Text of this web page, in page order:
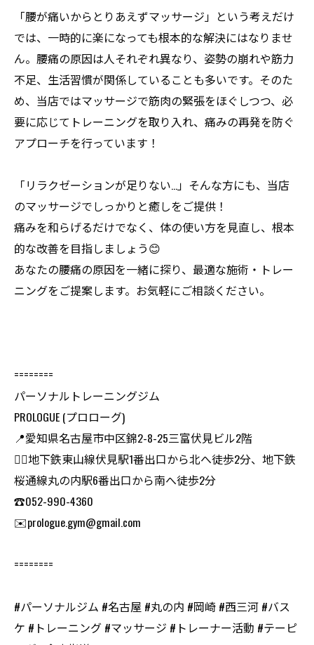
「腰が痛いからとりあえずマッサージ」という考えだけ
では、一時的に楽になっても根本的な解決にはなりませ
ん。腰痛の原因は人それぞれ異なり、姿勢の崩れや筋力
不足、生活習慣が関係していることも多いです。そのた
め、当店ではマッサージで筋肉の緊張をほぐしつつ、必
要に応じてトレーニングを取り入れ、痛みの再発を防ぐ
アプローチを行っています！
「リラクゼーションが足りない…」そんな方にも、当店
のマッサージでしっかりと癒しをご提供！
痛みを和らげるだけでなく、体の使い方を見直し、根本
的な改善を目指しましょう😊
あなたの腰痛の原因を一緒に探り、最適な施術・トレー
ニングをご提案します。お気軽にご相談ください。
========
パーソナルトレーニングジム
PROLOGUE (プロローグ)
📍愛知県名古屋市中区錦2-8-25三富伏見ビル2階
🏃‍♂️地下鉄東山線伏見駅1番出口から北へ徒歩2分、地下鉄
桜通線丸の内駅6番出口から南へ徒歩2分
☎️052-990-4360
✉️prologue.gym@gmail.com
========
#パーソナルジム #名古屋 #丸の内 #岡崎 #西三河 #バス
ケ #トレーニング #マッサージ #トレーナー活動 #テーピ